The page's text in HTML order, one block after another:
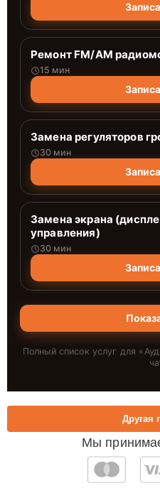
Ремонт FM/AM
15 мин
Замена регуляторов
30 мин
Замена экрана
управления)
30 мин
Полный список услуг для «
Мы
Другая